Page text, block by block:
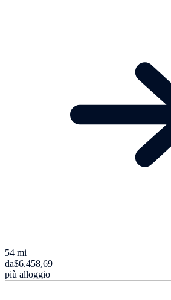
54 mi
da$6.458,69
più alloggio